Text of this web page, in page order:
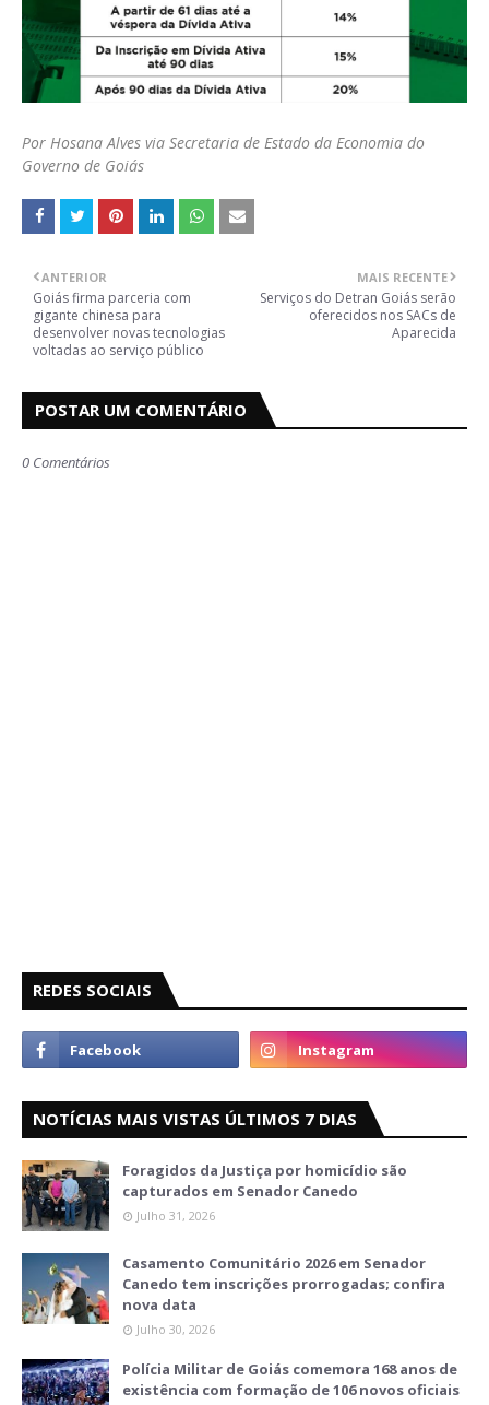
Por Hosana Alves via Secretaria de Estado da Economia do
Governo de Goiás
MAIS RECENTE
Serviços do Detran Goiás serão
oferecidos nos SACs de
Aparecida
ANTERIOR
Goiás firma parceria com
gigante chinesa para
desenvolver novas tecnologias
voltadas ao serviço público
POSTAR UM COMENTÁRIO
0 Comentários
REDES SOCIAIS
NOTÍCIAS MAIS VISTAS ÚLTIMOS 7 DIAS
Foragidos da Justiça por homicídio são
capturados em Senador Canedo
Julho 31, 2026
Casamento Comunitário 2026 em Senador
Canedo tem inscrições prorrogadas; confira
nova data
Julho 30, 2026
Polícia Militar de Goiás comemora 168 anos de
existência com formação de 106 novos oficiais